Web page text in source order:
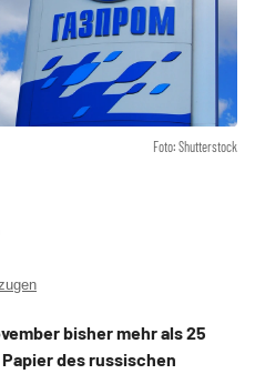
Foto: Shutterstock
bisher mehr als 25
des russischen